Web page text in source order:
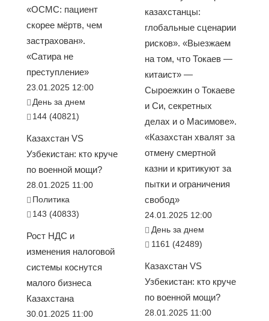
«ОСМС: пациент
скорее мёртв, чем
застрахован».
«Сатира не
преступление»
23.01.2025 12:00
День за днем
144 (40821)
Казахстан VS
Узбекистан: кто круче
по военной мощи?
28.01.2025 11:00
Политика
143 (40833)
Рост НДС и
изменения налоговой
системы коснутся
малого бизнеса
Казахстана
30.01.2025 11:00
казахстанцы:
глобальные сценарии
рисков». «Выезжаем
на том, что Токаев —
китаист» —
Сыроежкин о Токаеве
и Си, секретных
делах и о Масимове».
«Казахстан хвалят за
отмену смертной
казни и критикуют за
пытки и ограничения
свобод»
24.01.2025 12:00
День за днем
1161 (42489)
Казахстан VS
Узбекистан: кто круче
по военной мощи?
28.01.2025 11:00